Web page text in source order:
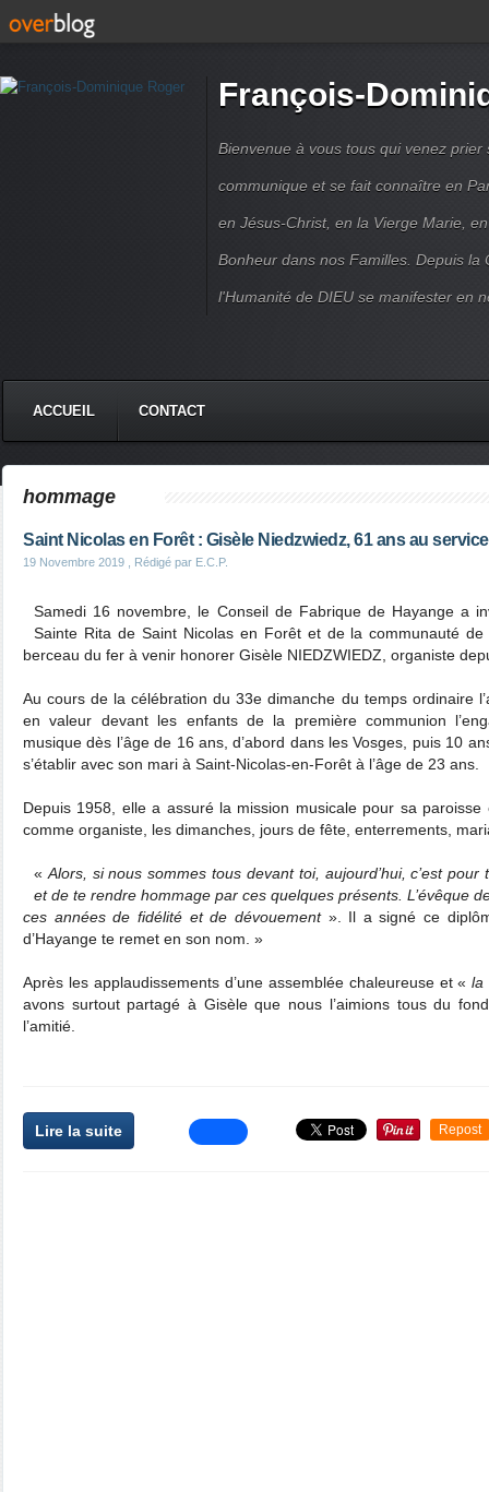
François-
Bienvenue à vous tous qui venez prier
communique et se fait connaître en
en Jésus-Christ, en la Vierge Marie,
Bonheur dans nos Familles. Depuis la
l'Humanité de DIEU se manifester en
ACCUEIL CONTACT
hommage
Saint Nicolas en Forêt : Gisèle Niedzwiedz, 61 ans au service
19 Novembre 2019 , Rédigé par E.C.P.
Samedi 16 novembre, le Conseil de Fabrique de Hayange a
Sainte Rita de Saint Nicolas en Forêt et de la communauté
berceau du fer à venir honorer Gisèle NIEDZWIEDZ, organiste
Au cours de la célébration du 33e dimanche du temps ordinaire
en valeur devant les enfants de la première communion
musique dès l’âge de 16 ans, d’abord dans les Vosges, puis 10
s’établir avec son mari à Saint-Nicolas-en-Forêt à l’âge de 23 ans.
Depuis 1958, elle a assuré la mission musicale pour sa
comme organiste, les dimanches, jours de fête, enterrements,
« Alors, si nous sommes tous devant toi, aujourd’hui, c’est
et de te rendre hommage par ces quelques présents. L’évêque
ces années de fidélité et de dévouement ». Il a signé ce
d’Hayange te remet en son nom. »
Après les applaudissements d’une assemblée chaleureuse et « la
avons surtout partagé à Gisèle que nous l’aimions tous du
l’amitié.
Lire la suite Repost